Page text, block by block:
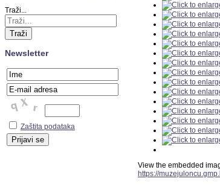
Traži...
Traži
Newsletter
Zaštita podataka
View the embedded
https://